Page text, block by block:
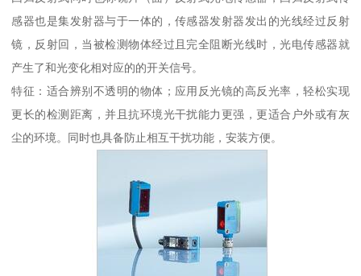
感器也是集发射器与于一体的，传感器发射器发出的光线经过反射
镜，反射回，当被检测物体经过且完全阻断光线时，光电传感器就
产生了和光变化相对应的的开关信号。
特征：适合辨别不透明的物体；应用反光镜的高反光率，轻松实现
更长的检测距离，并且抗环境光干扰能力更强，更适合户外或有灰
尘的环境。同时也具备防止相互干扰功能，安装方便。